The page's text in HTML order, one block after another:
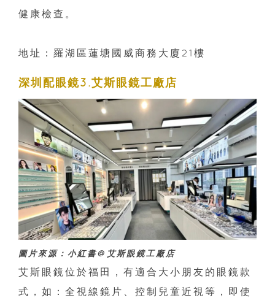
健康檢查。
地址：羅湖區蓮塘國威商務大廈21樓
深圳配眼鏡3.艾斯眼鏡工廠店
圖片來源：小紅書@艾斯眼鏡工廠店
艾斯眼鏡位於福田，有適合大小朋友的眼鏡款
式，如：全視線鏡片、控制兒童近視等，即使